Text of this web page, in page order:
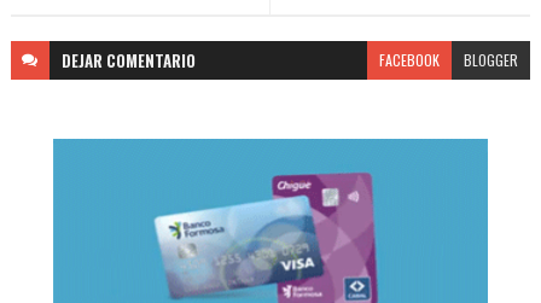
DEJAR COMENTARIO FACEBOOK BLOGGER